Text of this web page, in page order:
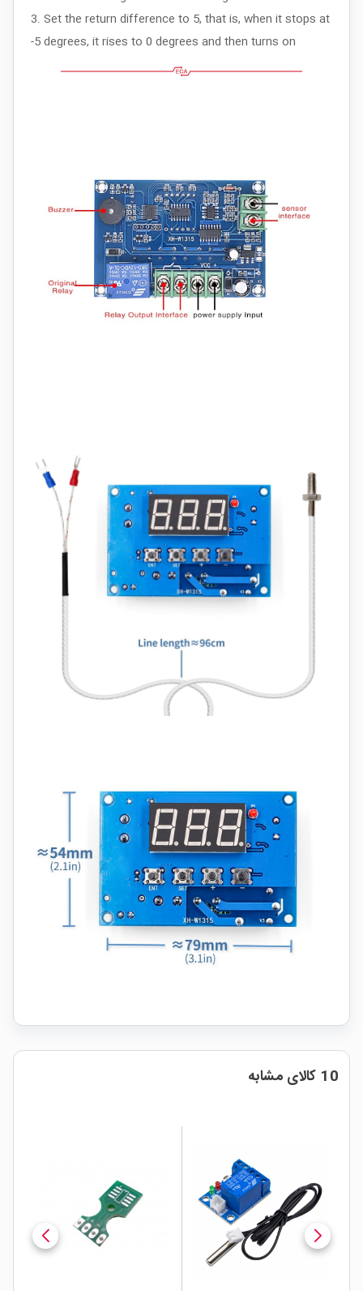
3. Set the return difference to 5, that is, when it stops at
-5 degrees, it rises to 0 degrees and then turns on
10 کالای مشابه